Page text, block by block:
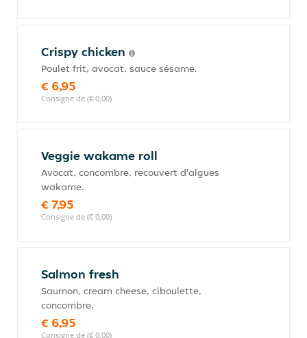
Crispy chicken
Poulet frit, avocat, sauce sésame.
€ 6,95
Consigne de (€ 0,00)
Veggie wakame roll
Avocat, concombre, recouvert d'algues
wakame.
€ 7,95
Consigne de (€ 0,00)
Salmon fresh
Saumon, cream cheese, ciboulette,
concombre.
€ 6,95
Consigne de (€ 0,00)